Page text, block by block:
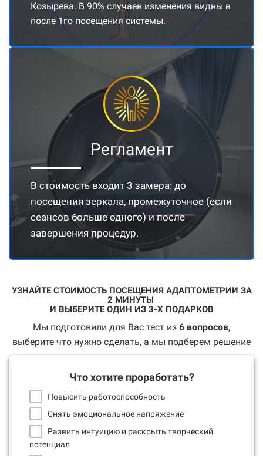
Козырева. В 90% случаев изменения видны в
после 1го посещения системы.
Регламент
В стоимость входит 3 замера: до
посещения зеркала, промежуточное (если
сеансов больше одного) и после
завершения процедур.
УЗНАЙТЕ СТОИМОСТЬ ПОСЕЩЕНИЯ АДАПТОМЕТРИИ ЗА
2 МИНУТЫ
И ВЫБЕРИТЕ ОДИН ИЗ 3-Х ПОДАРКОВ
Мы подготовили для Вас тест из 6 вопросов,
выберите что нужно сделать, а мы подберем решение
Что хотите проработать?
Повысить работоспособность
Снять эмоциональное напряжение
Развить интуицию и раскрыть творческий
потенциал